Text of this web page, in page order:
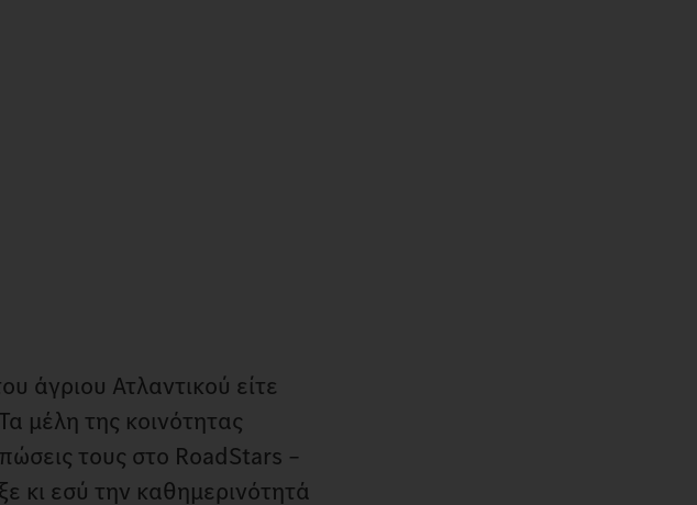
άγριου Ατλαντικού είτε
μέλη της κοινότητας
τους στο RoadStars –
κι εσύ την καθημερινότητά